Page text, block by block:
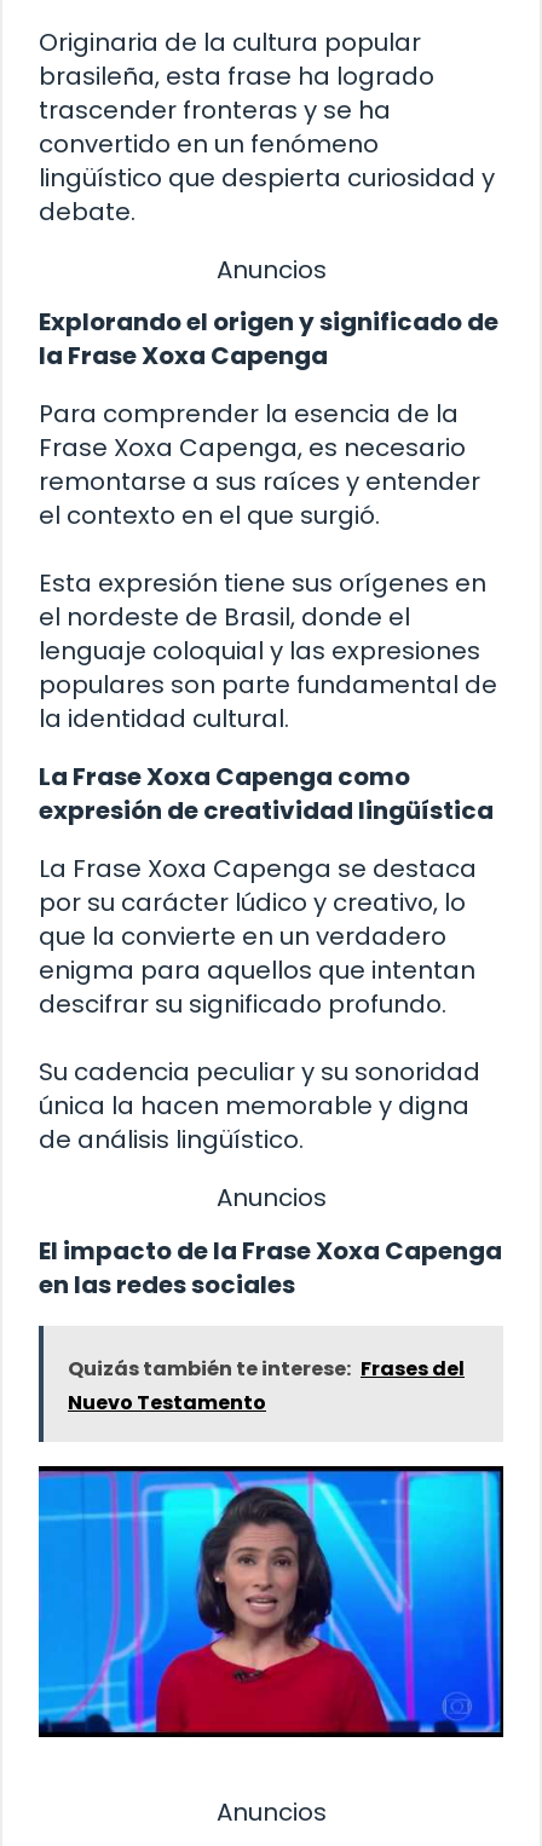
Originaria de la cultura popular
brasileña, esta frase ha logrado
trascender fronteras y se ha
convertido en un fenómeno
lingüístico que despierta curiosidad y
debate.
Anuncios
Explorando el origen y significado de
la Frase Xoxa Capenga
Para comprender la esencia de la
Frase Xoxa Capenga, es necesario
remontarse a sus raíces y entender
el contexto en el que surgió.
Esta expresión tiene sus orígenes en
el nordeste de Brasil, donde el
lenguaje coloquial y las expresiones
populares son parte fundamental de
la identidad cultural.
La Frase Xoxa Capenga como
expresión de creatividad lingüística
La Frase Xoxa Capenga se destaca
por su carácter lúdico y creativo, lo
que la convierte en un verdadero
enigma para aquellos que intentan
descifrar su significado profundo.
Su cadencia peculiar y su sonoridad
única la hacen memorable y digna
de análisis lingüístico.
Anuncios
El impacto de la Frase Xoxa Capenga
en las redes sociales
Quizás también te interese: Frases del
Nuevo Testamento
Anuncios